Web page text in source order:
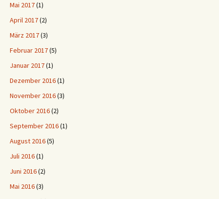
Mai 2017(1)
April 2017(2)
März 2017(3)
Februar 2017(5)
Januar 2017(1)
Dezember 2016(1)
November 2016(3)
Oktober 2016(2)
September 2016(1)
August 2016(5)
Juli 2016(1)
Juni 2016(2)
Mai 2016(3)